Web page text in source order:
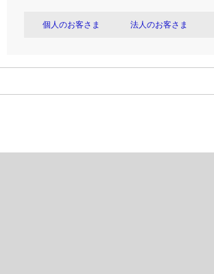
個人のお客さま 法人のお客さま